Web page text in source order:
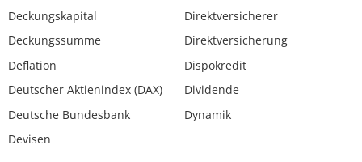
Deckungskapital
Deckungssumme
Deflation
Deutscher Aktienindex (DAX)
Deutsche Bundesbank
Devisen
Direktversicherer
Direktversicherung
Dispokredit
Dividende
Dynamik